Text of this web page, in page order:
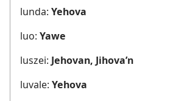
lunda: Yehova
luo: Yawe
luszei: Jehovan, Jihova’n
luvale: Yehova